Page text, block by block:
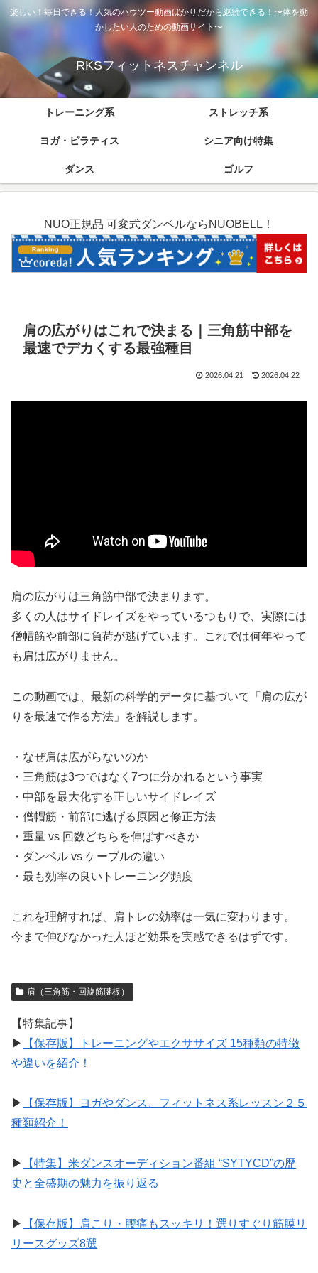
楽しい！毎日できる！人気のハウツー動画ばかりだから継続できる！〜体を動
かしたい人のための動画サイト〜
RKSフィットネスチャンネル
トレーニング系 ストレッチ系
ヨガ・ピラティス シニア向け特集
ダンス ゴルフ
NUO正規品 可変式ダンベルならNUOBELL！
肩の広がりはこれで決まる｜三角筋中部を
最速でデカくする最強種目
2026.04.21 2026.04.22
肩の広がりは三角筋中部で決まります。
多くの人はサイドレイズをやっているつもりで、実際には
僧帽筋や前部に負荷が逃げています。これでは何年やって
も肩は広がりません。
この動画では、最新の科学的データに基づいて「肩の広が
りを最速で作る方法」を解説します。
・なぜ肩は広がらないのか
・三角筋は3つではなく7つに分かれるという事実
・中部を最大化する正しいサイドレイズ
・僧帽筋・前部に逃げる原因と修正方法
・重量 vs 回数どちらを伸ばすべきか
・ダンベル vs ケーブルの違い
・最も効率の良いトレーニング頻度
これを理解すれば、肩トレの効率は一気に変わります。
今まで伸びなかった人ほど効果を実感できるはずです。
肩（三角筋・回旋筋腱板）
【特集記事】
▶︎
【保存版】トレーニングやエクササイズ 15種類の特徴
や違いを紹介！
▶︎
【保存版】ヨガやダンス、フィットネス系レッスン２５
種類紹介！
▶︎
【特集】米ダンスオーディション番組 “SYTYCD”の歴
史と全盛期の魅力を振り返る
▶︎
【保存版】肩こり・腰痛もスッキリ！選りすぐり筋膜リ
リースグッズ8選